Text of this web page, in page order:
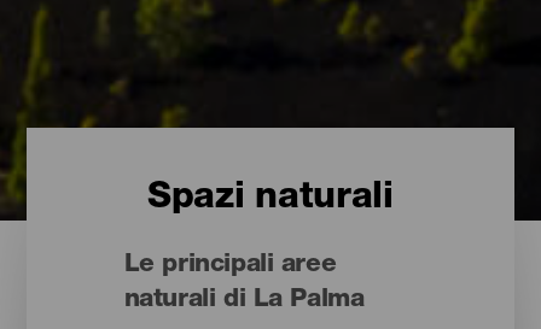
Spazi naturali
Le principali aree
naturali di La Palma